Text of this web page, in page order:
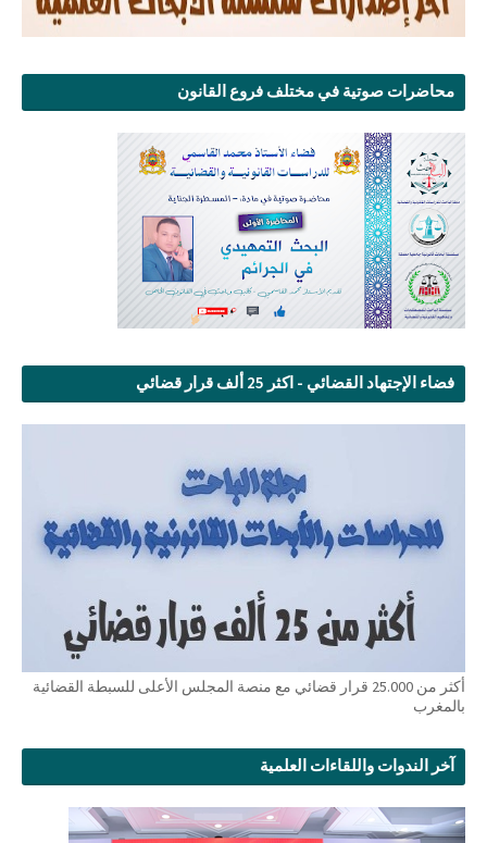
محاضرات صوتية في مختلف فروع القانون
فضاء الإجتهاد القضائي - اكثر 25 ألف قرار قضائي
أكثر من 25.000 قرار قضائي مع منصة المجلس الأعلى للسبطة القضائية
بالمغرب
آخر الندوات واللقاءات العلمية